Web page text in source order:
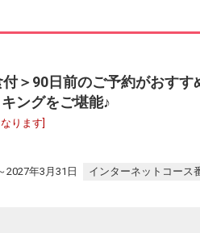
付＞90日前のご予約がおす
ングをご堪能♪
ります]
2027年3月31日 インターネットコース